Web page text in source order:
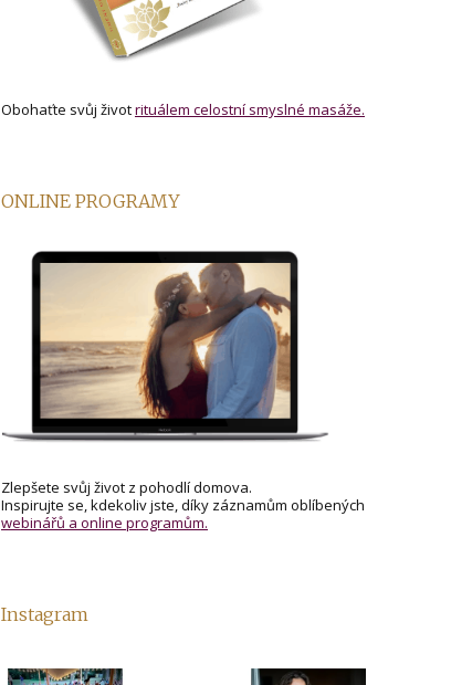
Obohaťte svůj životrituálem celostní smyslné masáže.
ONLINE PROGRAMY
Zlepšete svůj život z pohodlí domova.
Inspirujte se, kdekoliv jste, díky záznamům oblíbených
webinářů a online programům.
Instagram